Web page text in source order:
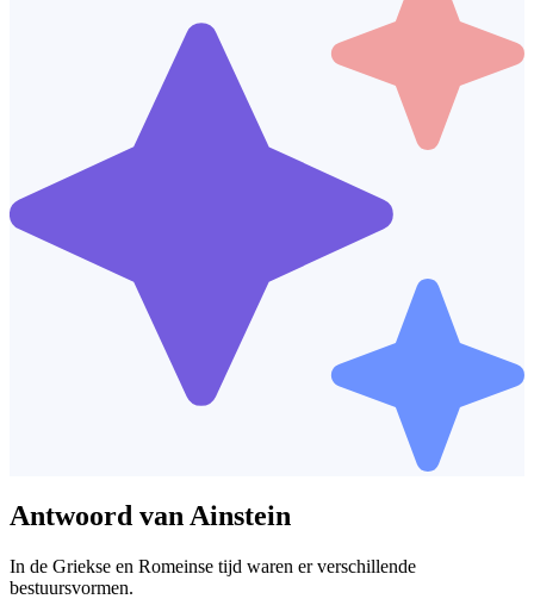
Antwoord van Ainstein
In de Griekse en Romeinse tijd waren er verschillende
bestuursvormen.